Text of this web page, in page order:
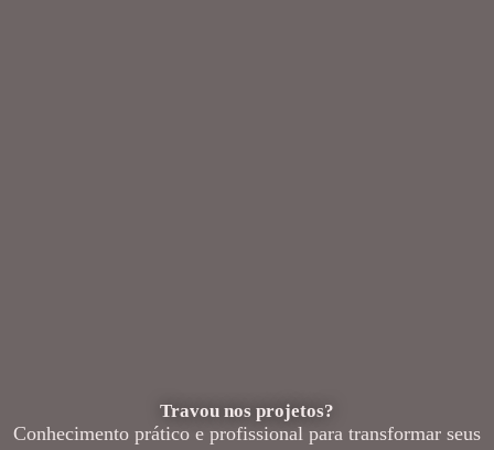
Travou nos projetos?
Conhecimento prático e profissional para transformar seus